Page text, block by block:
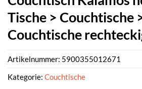
Tische > Couchtische
Couchtische
Artikelnummer: 5900355012671
Kategorie: Couchtische